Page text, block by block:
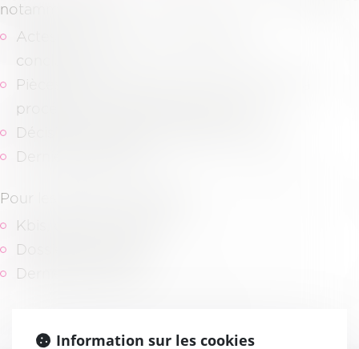
notamment les
Actes de procédures (assignation,
conclusions…)
Pièces communiquées dans le cadre de la
procédure et aux pièces adverses,
Décisions de justice (jugement, arrêts…)
Dernières factures.
Pour les dossiers juridiques,
Kbis, derniers statuts,
Dossiers d’archives,
Dernières factures.
Information sur les cookies